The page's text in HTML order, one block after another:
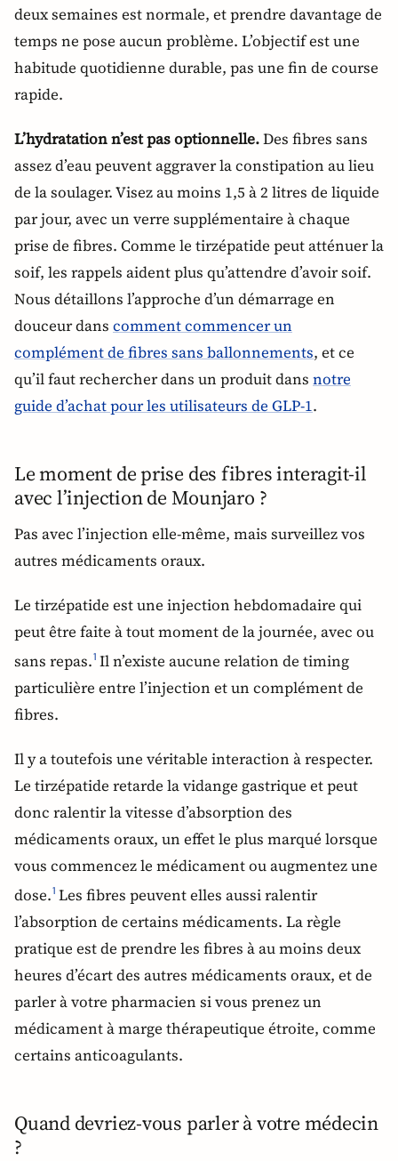
deux semaines est normale, et prendre davantage de
temps ne pose aucun problème. L’objectif est une
habitude quotidienne durable, pas une fin de course
rapide.
L’hydratation n’est pas optionnelle.Des fibres sans
assez d’eau peuvent aggraver la constipation au lieu
de la soulager. Visez au moins 1,5 à 2 litres de liquide
par jour, avec un verre supplémentaire à chaque
prise de fibres. Comme le tirzépatide peut atténuer la
soif, les rappels aident plus qu’attendre d’avoir soif.
Nous détaillons l’approche d’un démarrage en
douceur dans comment commencer un
complément de fibres sans ballonnements, et ce
qu’il faut rechercher dans un produit dans notre
guide d’achat pour les utilisateurs de GLP-1.
Le moment de prise des fibres interagit-il
avec l’injection de Mounjaro ?
Pas avec l’injection elle-même, mais surveillez vos
autres médicaments oraux.
Le tirzépatide est une injection hebdomadaire qui
peut être faite à tout moment de la journée, avec ou
sans repas.1 Il n’existe aucune relation de timing
particulière entre l’injection et un complément de
fibres.
Il y a toutefois une véritable interaction à respecter.
Le tirzépatide retarde la vidange gastrique et peut
donc ralentir la vitesse d’absorption des
médicaments oraux, un effet le plus marqué lorsque
vous commencez le médicament ou augmentez une
dose.1 Les fibres peuvent elles aussi ralentir
l’absorption de certains médicaments. La règle
pratique est de prendre les fibres à au moins deux
heures d’écart des autres médicaments oraux, et de
parler à votre pharmacien si vous prenez un
médicament à marge thérapeutique étroite, comme
certains anticoagulants.
Quand devriez-vous parler à votre médecin
?